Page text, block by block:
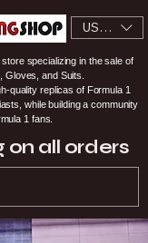
USD ($)
specializing in the sale of
Gloves, and Suits.
quality replicas of Formula 1
while building a community
1 fans.
on all orders